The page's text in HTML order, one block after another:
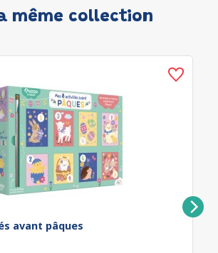
même collection
avant pâques